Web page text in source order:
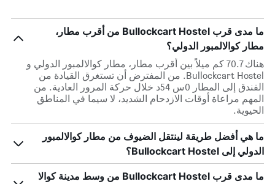
ما مدى قرب Bullockcart Hostel من أقرب مطار،
مطار كوالالمبور الدولي؟
هناك 70.7 كم ميلاً بين أقرب مطار، مطار كوالالمبور الدولي و
Bullockcart Hostel. من المفترض أن تستغرق القيادة من
الفندق إلى المطار 0س 54د خلال حركة المرور العادية. من
المهم مراعاة أوقات الازدحام الشديد، لا سيما في المناطق
الحيوية.
ما هي أفضل طريقة لينتقل الضيوف من مطار كوالالمبور
الدولي إلى Bullockcart Hostel؟
ما مدى قرب Bullockcart Hostel من وسط مدينة كوالا